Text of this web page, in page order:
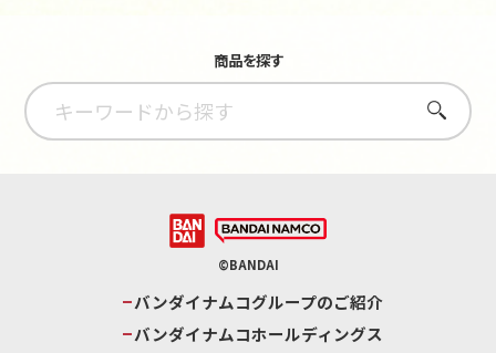
商品を探す
さがす
©BANDAI
バンダイナムコグループのご紹介
バンダイナムコホールディングス